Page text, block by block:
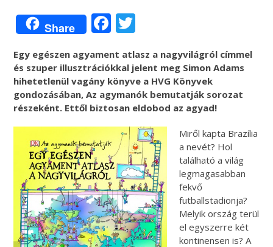
Share Facebook
Egy egészen agyament atlasz a nagyvilágról címmel
és szuper illusztrációkkal jelent meg Simon Adams
hihetetlenül vagány könyve a HVG Könyvek
gondozásában, Az agymanók bemutatják sorozat
részeként. Ettől biztosan eldobod az agyad!
Miről kapta Brazília
a nevét? Hol
található a világ
legmagasabban
fekvő
futballstadionja?
Melyik ország terül
el egyszerre két
kontinensen is? A